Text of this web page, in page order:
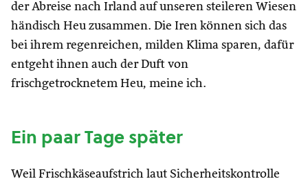
der Abreise nach Irland auf unseren steileren Wiesen
händisch Heu zusammen. Die Iren können sich das
bei ihrem regenreichen, milden Klima sparen, dafür
entgeht ihnen auch der Duft von
frischgetrocknetem Heu, meine ich.
Ein paar Tage später
Weil Frischkäseaufstrich laut Sicherheitskontrolle